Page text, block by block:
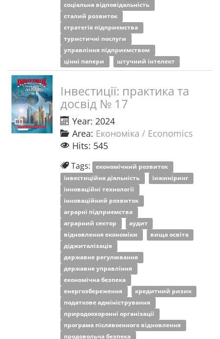
соціальна відповідальність
сталий розвиток
стратегія підприємства
туристичні послуги
управління підприємством
цінні папери
штучний інтелект
Інвестиції: практика та
досвід № 17
Year: 2024
Area: Економіка / Economics
Hits: 545
Tags: економічний розвиток
інвестиційна діяльність
інжиніринг
інноваційні технології
інноваційний розвиток
аграрні підприємства
аграрний сектор
аудит
відновлення економіки
вища освіта
діджиталізація
державне регулювання
державне управління
економічна безпека
енергозбереження
кредитний ризик
податкове адміністрування
природоохоронні організації
програма післявоєнного відновлення
продовольча безпека